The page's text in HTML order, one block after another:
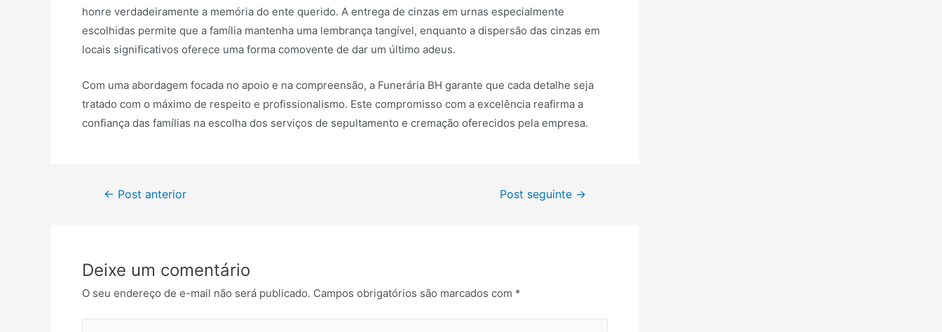
honre verdadeiramente a memória do ente querido. A entrega de cinzas em urnas especialmente
escolhidas permite que a família mantenha uma lembrança tangível, enquanto a dispersão das cinzas em
locais significativos oferece uma forma comovente de dar um último adeus.
Com uma abordagem focada no apoio e na compreensão, a Funerária BH garante que cada detalhe seja
tratado com o máximo de respeito e profissionalismo. Este compromisso com a excelência reafirma a
confiança das famílias na escolha dos serviços de sepultamento e cremação oferecidos pela empresa.
Navegação
← Post anterior Post seguinte →
Deixe um comentário
O seu endereço de e-mail não será publicado. Campos obrigatórios são marcados com *